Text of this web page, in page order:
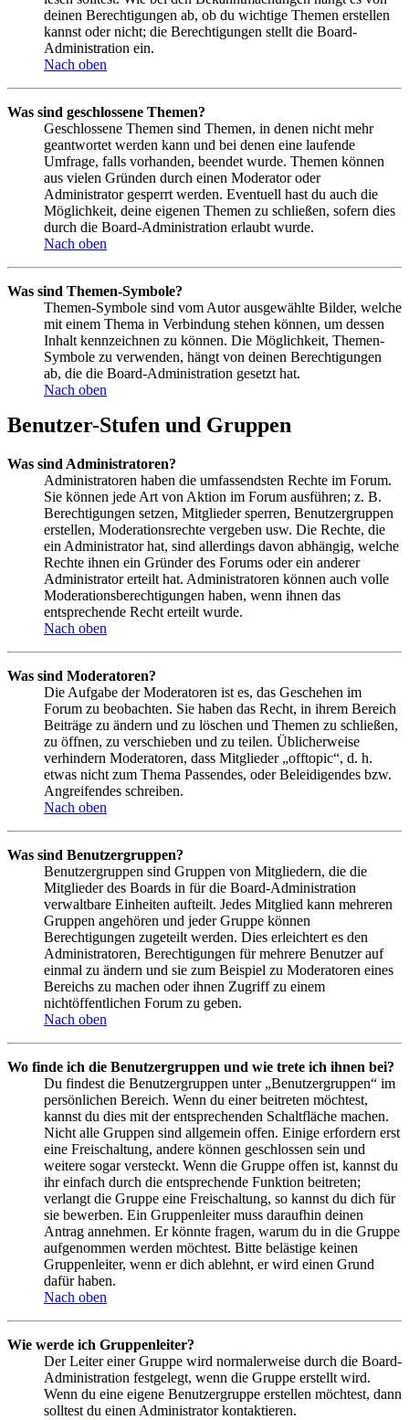
deinen Berechtigungen ab, ob du wichtige Themen erstellen
kannst oder nicht; die Berechtigungen stellt die Board-
Administration ein.
Nach oben
Was sind geschlossene Themen?
Geschlossene Themen sind Themen, in denen nicht mehr
geantwortet werden kann und bei denen eine laufende
Umfrage, falls vorhanden, beendet wurde. Themen können
aus vielen Gründen durch einen Moderator oder
Administrator gesperrt werden. Eventuell hast du auch die
Möglichkeit, deine eigenen Themen zu schließen, sofern dies
durch die Board-Administration erlaubt wurde.
Nach oben
Was sind Themen-Symbole?
Themen-Symbole sind vom Autor ausgewählte Bilder, welche
mit einem Thema in Verbindung stehen können, um dessen
Inhalt kennzeichnen zu können. Die Möglichkeit, Themen-
Symbole zu verwenden, hängt von deinen Berechtigungen
ab, die die Board-Administration gesetzt hat.
Nach oben
Benutzer-Stufen und Gruppen
Was sind Administratoren?
Administratoren haben die umfassendsten Rechte im Forum.
Sie können jede Art von Aktion im Forum ausführen; z. B.
Berechtigungen setzen, Mitglieder sperren, Benutzergruppen
erstellen, Moderationsrechte vergeben usw. Die Rechte, die
ein Administrator hat, sind allerdings davon abhängig, welche
Rechte ihnen ein Gründer des Forums oder ein anderer
Administrator erteilt hat. Administratoren können auch volle
Moderationsberechtigungen haben, wenn ihnen das
entsprechende Recht erteilt wurde.
Nach oben
Was sind Moderatoren?
Die Aufgabe der Moderatoren ist es, das Geschehen im
Forum zu beobachten. Sie haben das Recht, in ihrem Bereich
Beiträge zu ändern und zu löschen und Themen zu schließen,
zu öffnen, zu verschieben und zu teilen. Üblicherweise
verhindern Moderatoren, dass Mitglieder „offtopic“, d. h.
etwas nicht zum Thema Passendes, oder Beleidigendes bzw.
Angreifendes schreiben.
Nach oben
Was sind Benutzergruppen?
Benutzergruppen sind Gruppen von Mitgliedern, die die
Mitglieder des Boards in für die Board-Administration
verwaltbare Einheiten aufteilt. Jedes Mitglied kann mehreren
Gruppen angehören und jeder Gruppe können
Berechtigungen zugeteilt werden. Dies erleichtert es den
Administratoren, Berechtigungen für mehrere Benutzer auf
einmal zu ändern und sie zum Beispiel zu Moderatoren eines
Bereichs zu machen oder ihnen Zugriff zu einem
nichtöffentlichen Forum zu geben.
Nach oben
Wo finde ich die Benutzergruppen und wie trete ich ihnen bei?
Du findest die Benutzergruppen unter „Benutzergruppen“ im
persönlichen Bereich. Wenn du einer beitreten möchtest,
kannst du dies mit der entsprechenden Schaltfläche machen.
Nicht alle Gruppen sind allgemein offen. Einige erfordern erst
eine Freischaltung, andere können geschlossen sein und
weitere sogar versteckt. Wenn die Gruppe offen ist, kannst du
ihr einfach durch die entsprechende Funktion beitreten;
verlangt die Gruppe eine Freischaltung, so kannst du dich für
sie bewerben. Ein Gruppenleiter muss daraufhin deinen
Antrag annehmen. Er könnte fragen, warum du in die Gruppe
aufgenommen werden möchtest. Bitte belästige keinen
Gruppenleiter, wenn er dich ablehnt, er wird einen Grund
dafür haben.
Nach oben
Wie werde ich Gruppenleiter?
Der Leiter einer Gruppe wird normalerweise durch die Board-
Administration festgelegt, wenn die Gruppe erstellt wird.
Wenn du eine eigene Benutzergruppe erstellen möchtest, dann
solltest du einen Administrator kontaktieren.